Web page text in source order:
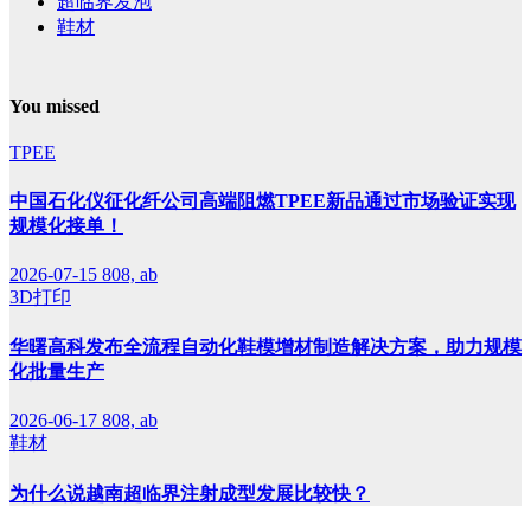
鞋材
You missed
TPEE
中国石化仪征化纤公司高端阻燃TPEE新品通过市场验证实现
规模化接单！
2026-07-15 808, ab
3D打印
华曙高科发布全流程自动化鞋模增材制造解决方案，助力规模
化批量生产
2026-06-17 808, ab
鞋材
为什么说越南超临界注射成型发展比较快？